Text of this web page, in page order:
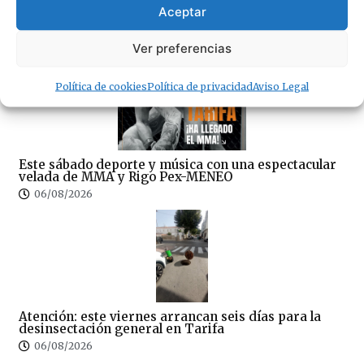
Aceptar
Ver preferencias
Política de cookiesPolítica de privacidadAviso Legal
La hostelería advierte, «antes de sancionar, limpien
Este sábado deporte y música con una espectacular
velada de MMA y Rigo Pex-MENEO
06/08/2026
Atención: este viernes arrancan seis días para la
desinsectación general en Tarifa
06/08/2026